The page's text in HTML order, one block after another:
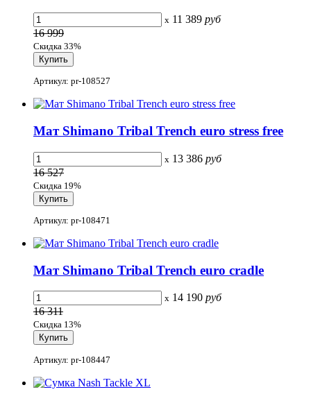
x 11 389 руб
16 999
Скидка 33%
Артикул: pr-108527
Мат Shimano Tribal Trench euro stress free
x 13 386 руб
16 527
Скидка 19%
Артикул: pr-108471
Мат Shimano Tribal Trench euro cradle
x 14 190 руб
16 311
Скидка 13%
Артикул: pr-108447